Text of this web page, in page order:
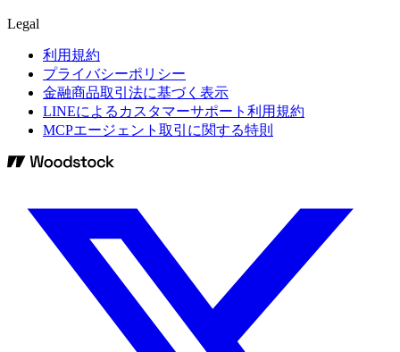
Legal
利用規約
プライバシーポリシー
金融商品取引法に基づく表示
LINEによるカスタマーサポート利用規約
MCPエージェント取引に関する特則